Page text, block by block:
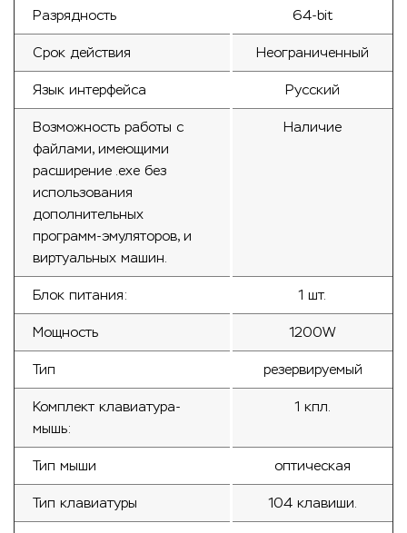
Разрядность 64-bit
Срок действия Неограниченный
Язык интерфейса Русский
Возможность работы с
файлами, имеющими
расширение .exe без
использования
дополнительных
программ-эмуляторов, и
виртуальных машин.
Наличие
Блок питания: 1 шт.
Мощность 1200W
Тип резервируемый
Комплект клавиатура-
мышь:
1 кпл.
Тип мыши оптическая
Тип клавиатуры 104 клавиши.